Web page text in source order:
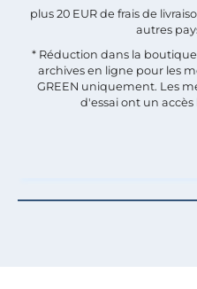
plus 20 EUR de frais de
autres
* Réduction dans la
archives en ligne pour les
GREEN uniquement. Les
d'essai ont un